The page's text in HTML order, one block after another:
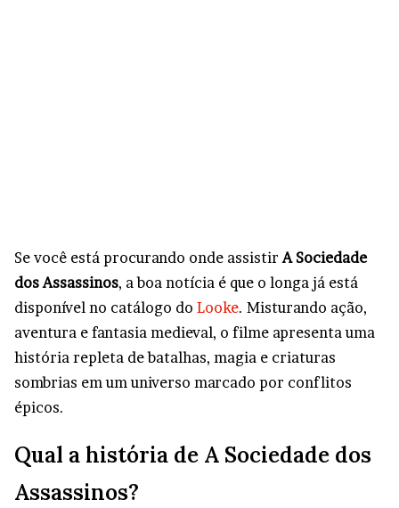
Se você está procurando onde assistir A Sociedade
dos Assassinos, a boa notícia é que o longa já está
disponível no catálogo do Looke. Misturando ação,
aventura e fantasia medieval, o filme apresenta uma
história repleta de batalhas, magia e criaturas
sombrias em um universo marcado por conflitos
épicos.
Qual a história de A Sociedade dos
Assassinos?